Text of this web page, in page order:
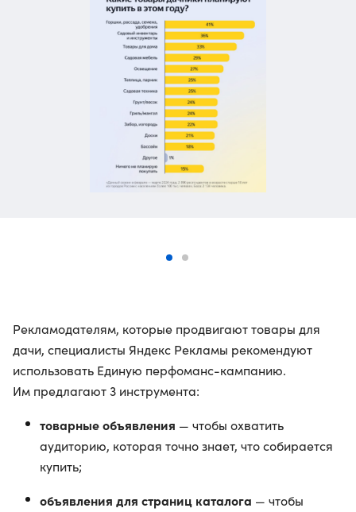
Рекламодателям, которые продвигают товары для
дачи, специалисты Яндекс Рекламы рекомендуют
использовать Единую перфоманс-кампанию.
Им предлагают 3 инструмента:
товарные объявления — чтобы охватить
аудиторию, которая точно знает, что собирается
купить;
объявления для страниц каталога — чтобы